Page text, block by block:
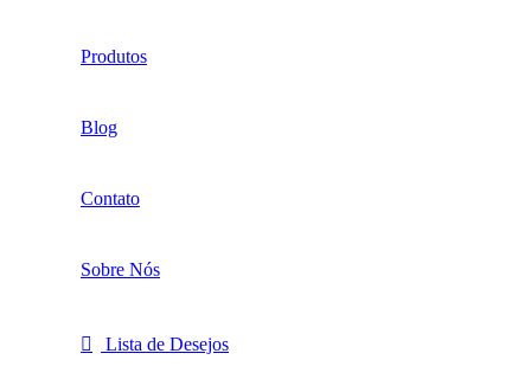
Produtos
Blog
Contato
Sobre Nós
Lista de Desejos